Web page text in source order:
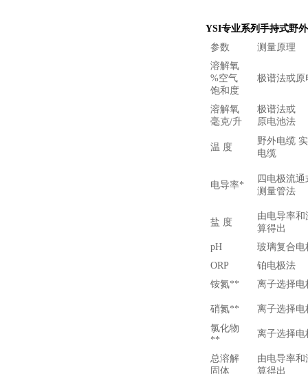
YSI专业系列手持式野外
参数
测量原理
溶解氧
%空气
饱和度
极谱法或原
溶解氧
毫克/升
极谱法或
原电池法
温 度
野外电缆
电缆
电导率*
四电极流通
测量管法
盐 度
由电导率和
算得出
pH
玻璃复合电
ORP
铂电极法
铵氮** 离子选择电
硝氮**
离子选择电
氯化物
**
离子选择电
总溶解
固体
由电导率和
算得出